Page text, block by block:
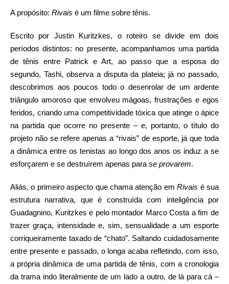
A propósito: Rivais é um filme sobre tênis.
Escrito por Justin Kuritzkes, o roteiro se divide em dois
períodos distintos: no presente, acompanhamos uma partida
de tênis entre Patrick e Art, ao passo que a esposa do
segundo, Tashi, observa a disputa da plateia; já no passado,
descobrimos aos poucos todo o desenrolar de um ardente
triângulo amoroso que envolveu mágoas, frustrações e egos
feridos, criando uma competitividade tóxica que atinge o ápice
na partida que ocorre no presente – e, portanto, o título do
projeto não se refere apenas a “rivais” de esporte, já que toda
a dinâmica entre os tenistas ao longo dos anos os induz a se
esforçarem e se destruírem apenas para se provarem.
Aliás, o primeiro aspecto que chama atenção emRivais é sua
estrutura narrativa, que é construída com inteligência por
Guadagnino, Kuritzkes e pelo montador Marco Costa a fim de
trazer graça, intensidade e, sim, sensualidade a um esporte
corriqueiramente taxado de “chato”. Saltando cuidadosamente
entre presente e passado, o longa acaba refletindo, com isso,
a própria dinâmica de uma partida de tênis, com a cronologia
da trama indo literalmente de um lado a outro, de lá para cá –